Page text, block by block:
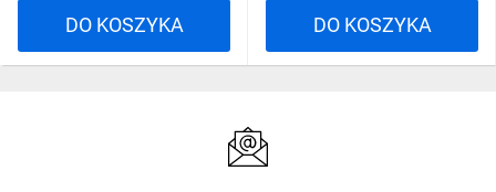
DO KOSZYKA DO KOSZYKA